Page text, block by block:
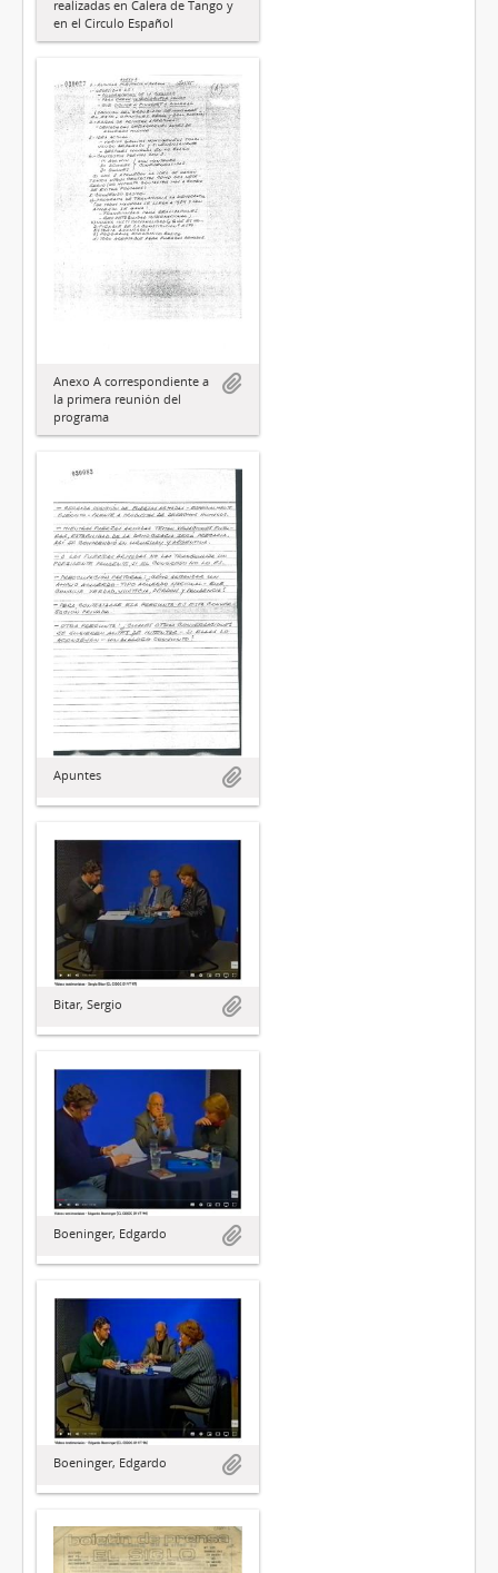
realizadas en Calera de Tango y
en el Circulo Español
Anexo A correspondiente a
la primera reunión del
programa
Apuntes
Bitar, Sergio
Boeninger, Edgardo
Boeninger, Edgardo